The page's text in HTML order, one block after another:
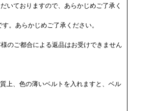
いておりますので、あらかじめご了承く
。あらかじめご了承ください。
のご都合による返品はお受けできません
上、色の薄いベルトを入れますと、ベル